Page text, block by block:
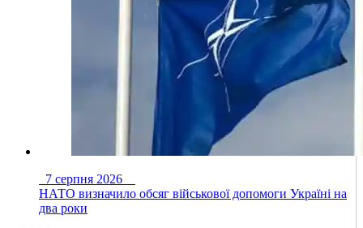
7 серпня 2026
НАТО визначило обсяг військової допомоги Україні на
два роки